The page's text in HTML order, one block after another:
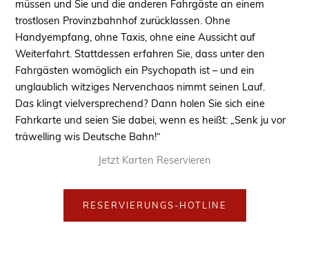
müssen und Sie und die anderen Fahrgäste an einem
trostlosen Provinzbahnhof zurücklassen. Ohne
Handyempfang, ohne Taxis, ohne eine Aussicht auf
Weiterfahrt. Stattdessen erfahren Sie, dass unter den
Fahrgästen womöglich ein Psychopath ist – und ein
unglaublich witziges Nervenchaos nimmt seinen Lauf.
Das klingt vielversprechend? Dann holen Sie sich eine
Fahrkarte und seien Sie dabei, wenn es heißt: „Senk ju vor
träwelling wis Deutsche Bahn!“
Jetzt Karten Reservieren
RESERVIERUNGS-HOTLINE